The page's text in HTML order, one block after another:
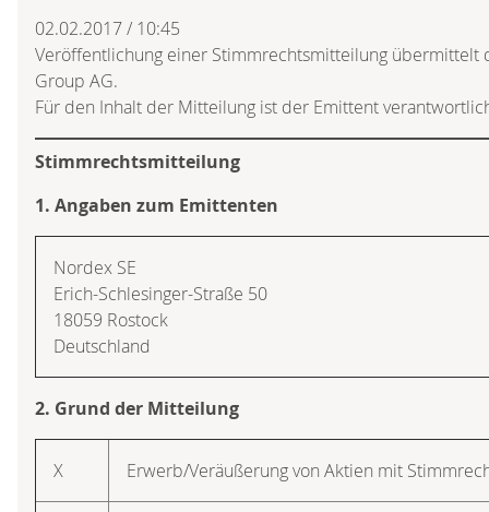
02.02.2017 / 10:45
Veröffentlichung einer Stimmrechtsmitteilung übermittelt
Group AG.
Für den Inhalt der Mitteilung ist der Emittent
Stimmrechtsmitteilung
1. Angaben zum Emittenten
Nordex SE
Erich-Schlesinger-Straße 50
18059 Rostock
Deutschland
2. Grund der Mitteilung
X Erwerb/Veräußerung von Aktien mit